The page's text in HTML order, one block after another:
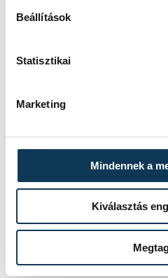
Beállítások
Statisztikai
Marketing
Mindennek a
Kiválasztás
ne elfojtásokkal
Mindenszentek
halottak napja
SZERZŐ
Tamás